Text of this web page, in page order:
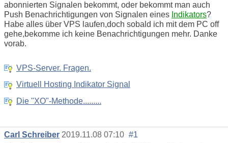
abonnierten Signalen bekommt, oder bekommt man auch
Push Benachrichtigungen von Signalen eines Indikators?
Habe alles über VPS laufen,doch sobald ich mit dem PC off
gehe,bekomme ich keine Benachrichtigungen mehr. Danke
vorab.
VPS-Server. Fragen.
Virtuell Hosting Indikator Signal
Die "XO"-Methode.........
Carl Schreiber 2019.11.08 07:10 #1